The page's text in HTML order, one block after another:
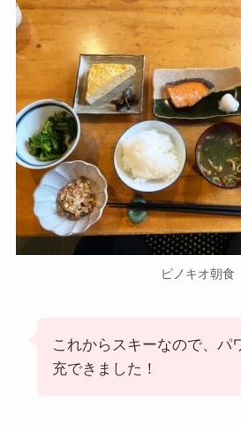
ピノキオ朝食
これからスキーなので、パ
充できました！